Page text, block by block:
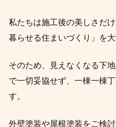
私たちは施工後の美しさだ
暮らせる住まいづくり」を大
そのため、見えなくなる下
で一切妥協せず、一棟一棟
す。
外壁塗装や屋根塗装をご検